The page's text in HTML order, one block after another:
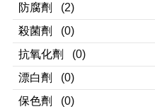
防腐劑
(2)
殺菌劑
(0)
抗氧化劑
(0)
漂白劑
(0)
保色劑
(0)